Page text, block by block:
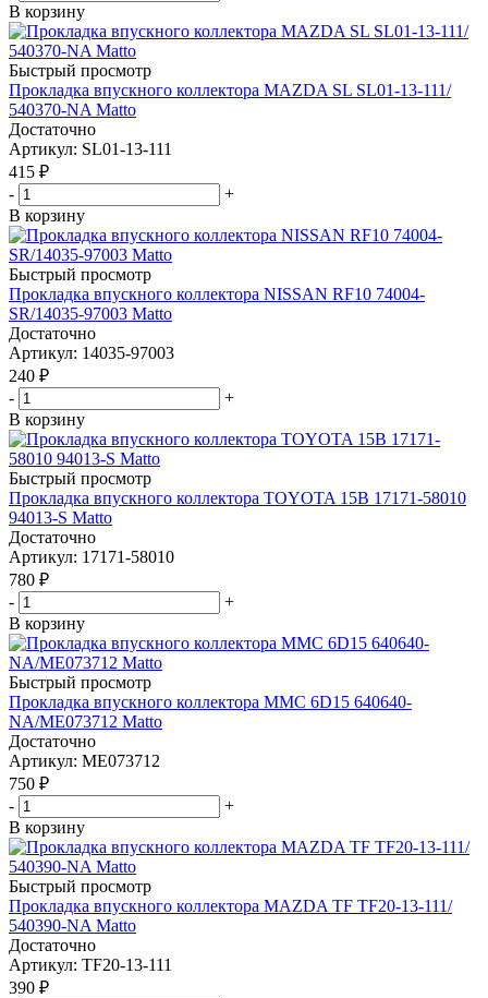
В корзину
Быстрый просмотр
Прокладка впускного коллектора MAZDA SL SL01-13-111/
540370-NA Matto
Достаточно
Артикул: SL01-13-111
415 ₽
-
+
В корзину
Быстрый просмотр
Прокладка впускного коллектора NISSAN RF10 74004-
SR/14035-97003 Matto
Достаточно
Артикул: 14035-97003
240 ₽
-
+
В корзину
Быстрый просмотр
Прокладка впускного коллектора TOYOTA 15B 17171-58010
94013-S Matto
Достаточно
Артикул: 17171-58010
780 ₽
-
+
В корзину
Быстрый просмотр
Прокладка впускного коллектора MMC 6D15 640640-
NA/ME073712 Matto
Достаточно
Артикул: ME073712
750 ₽
-
+
В корзину
Быстрый просмотр
Прокладка впускного коллектора MAZDA TF TF20-13-111/
540390-NA Matto
Достаточно
Артикул: TF20-13-111
390 ₽